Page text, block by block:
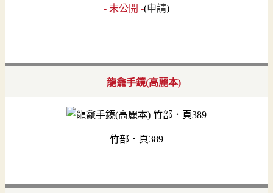
- 未公開 -(申請)
龍龕手鏡(高麗本)
竹部．頁389